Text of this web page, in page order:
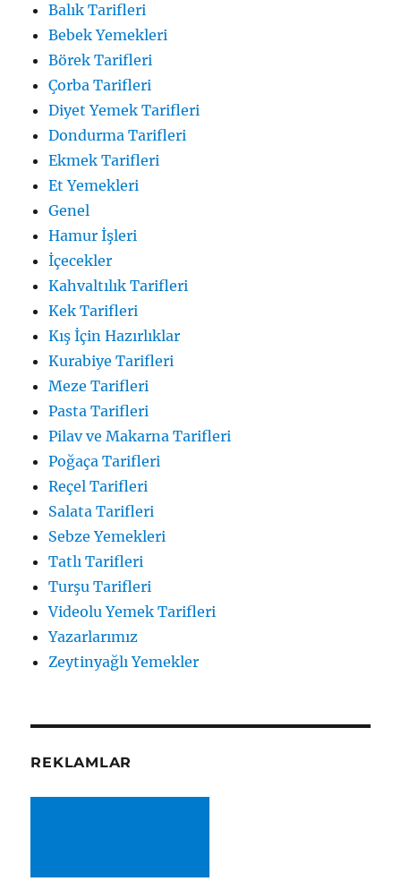
Balık Tarifleri
Bebek Yemekleri
Börek Tarifleri
Çorba Tarifleri
Diyet Yemek Tarifleri
Dondurma Tarifleri
Ekmek Tarifleri
Et Yemekleri
Genel
Hamur İşleri
İçecekler
Kahvaltılık Tarifleri
Kek Tarifleri
Kış İçin Hazırlıklar
Kurabiye Tarifleri
Meze Tarifleri
Pasta Tarifleri
Pilav ve Makarna Tarifleri
Poğaça Tarifleri
Reçel Tarifleri
Salata Tarifleri
Sebze Yemekleri
Tatlı Tarifleri
Turşu Tarifleri
Videolu Yemek Tarifleri
Yazarlarımız
Zeytinyağlı Yemekler
REKLAMLAR